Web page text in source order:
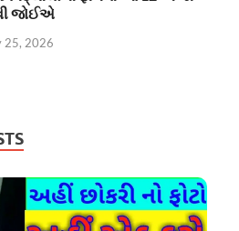
જોઈએ
25, 2026